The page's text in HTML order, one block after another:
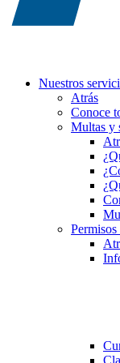
Nuestros
Atrás
Conoce
Multas y